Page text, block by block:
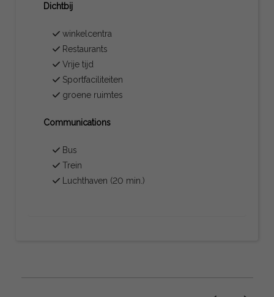
Dichtbij
winkelcentra
Restaurants
Vrije tijd
Sportfaciliteiten
groene ruimtes
Communications
Bus
Trein
Luchthaven (20 min.)